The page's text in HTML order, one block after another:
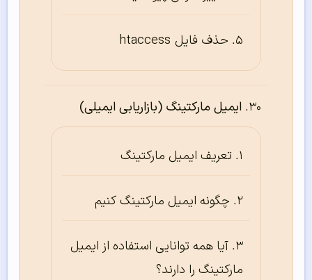
حذف فایل htaccess
ایمیل مارکتینگ (بازاریابی ایمیلی)
تعریف ایمیل مارکتینگ
چگونه ایمیل مارکتینگ کنیم
آیا همه توانایی استفاده از ایمیل
مارکتینگ را دارند؟